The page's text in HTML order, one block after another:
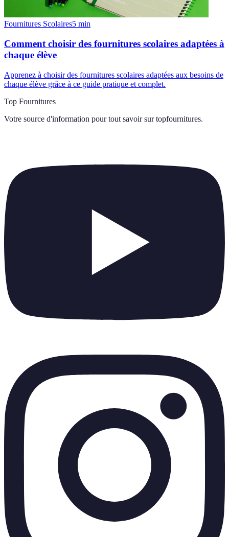
Fournitures Scolaires5 min
Comment choisir des fournitures scolaires adaptées à
chaque élève
Apprenez à choisir des fournitures scolaires adaptées aux besoins de
chaque élève grâce à ce guide pratique et complet.
Top Fournitures
Votre source d'information pour tout savoir sur topfournitures.